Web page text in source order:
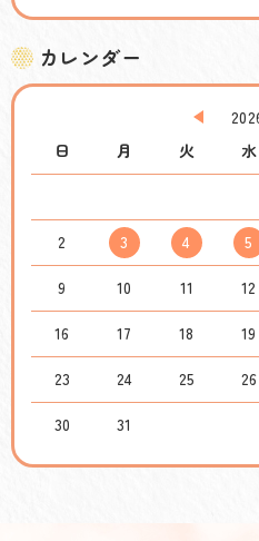
カレンダー
日
月 火 水
2 3 4 5
9 10 11 12
16 17 18 19
23 24 25 26
30 31